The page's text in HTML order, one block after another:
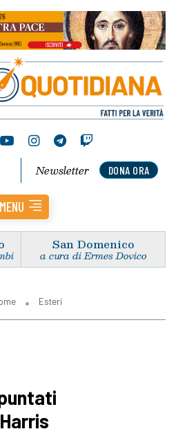
DONA ORA
Newsletter
MENU
San Domenico
a cura di Ermes Dovico
Esteri